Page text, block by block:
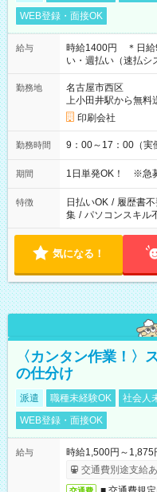
WEB登録・面接OK
給与
時給1400円 ＊日給
い・週払い（速払シ
勤務地
名古屋市西区
上小田井駅から無料
印刷会社
勤務時間 9：00～17：00（実
期間 1日単発OK！ ※急
特徴 日払いOK / 履歴書
集 / パソコンスキル
気になる！
〈カンタン作業！〉
の仕分け
派遣 職種未経験OK 社会人
WEB登録・面接OK
給与
時給1,500円～1,875
交通費別途支給